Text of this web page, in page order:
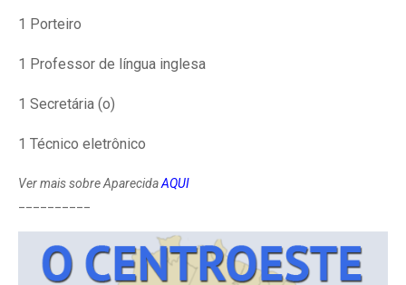
1 Porteiro
1 Professor de língua inglesa
1 Secretária (o)
1 Técnico eletrônico
Ver mais sobre AparecidaAQUI